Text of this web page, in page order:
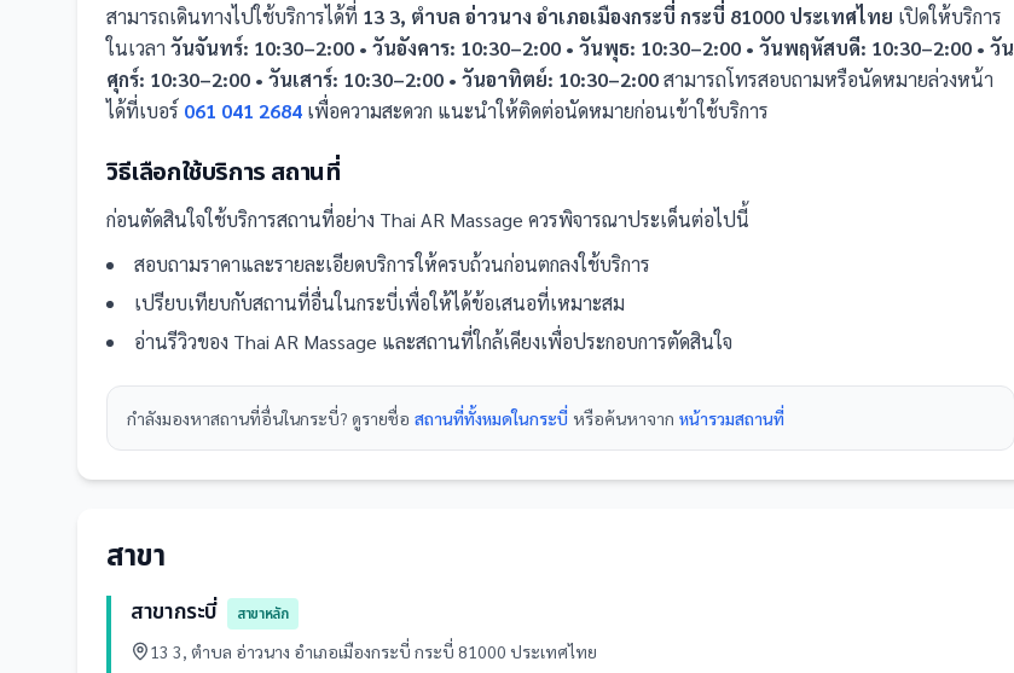
สามารถเดินทางไปใช้บริการได้ที่ 13 3, ตำบล อ่าวนาง อำเภอเมืองกระบี่ กระบี่ 81000 ประเทศไทย เปิดให้บริการ
ในเวลา วันจันทร์: 10:30–2:00 • วันอังคาร: 10:30–2:00 • วันพุธ: 10:30–2:00 • วันพฤหัสบดี: 10:30–2:00 • วัน
ศุกร์: 10:30–2:00 • วันเสาร์: 10:30–2:00 • วันอาทิตย์: 10:30–2:00สามารถโทรสอบถามหรือนัดหมายล่วงหน้า
ได้ที่เบอร์ 061 041 2684 เพื่อความสะดวก แนะนำให้ติดต่อนัดหมายก่อนเข้าใช้บริการ
วิธีเลือกใช้บริการ สถานที่
ก่อนตัดสินใจใช้บริการสถานที่อย่าง Thai AR Massage ควรพิจารณาประเด็นต่อไปนี้
สอบถามราคาและรายละเอียดบริการให้ครบถ้วนก่อนตกลงใช้บริการ
เปรียบเทียบกับสถานที่อื่นในกระบี่เพื่อให้ได้ข้อเสนอที่เหมาะสม
อ่านรีวิวของ Thai AR Massage และสถานที่ใกล้เคียงเพื่อประกอบการตัดสินใจ
กำลังมองหาสถานที่อื่นในกระบี่? ดูรายชื่อ สถานที่ทั้งหมดในกระบี่ หรือค้นหาจาก หน้ารวมสถานที่
สาขา
สาขากระบี่
สาขาหลัก
13 3, ตำบล อ่าวนาง อำเภอเมืองกระบี่ กระบี่ 81000 ประเทศไทย